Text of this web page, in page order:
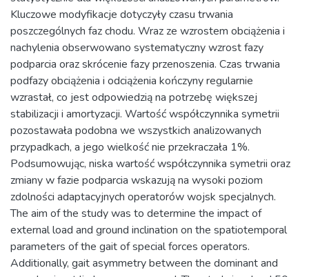
Kluczowe modyfikacje dotyczyły czasu trwania
poszczególnych faz chodu. Wraz ze wzrostem obciążenia i
nachylenia obserwowano systematyczny wzrost fazy
podparcia oraz skrócenie fazy przenoszenia. Czas trwania
podfazy obciążenia i odciążenia kończyny regularnie
wzrastał, co jest odpowiedzią na potrzebę większej
stabilizacji i amortyzacji. Wartość współczynnika symetrii
pozostawała podobna we wszystkich analizowanych
przypadkach, a jego wielkość nie przekraczała 1%.
Podsumowując, niska wartość współczynnika symetrii oraz
zmiany w fazie podparcia wskazują na wysoki poziom
zdolności adaptacyjnych operatorów wojsk specjalnych.
The aim of the study was to determine the impact of
external load and ground inclination on the spatiotemporal
parameters of the gait of special forces operators.
Additionally, gait asymmetry between the dominant and